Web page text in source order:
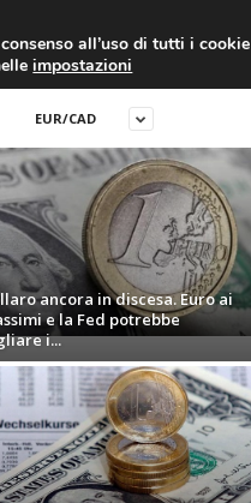
NEWS
EUR/CAD
ancora in discesa. Euro ai
e la Fed potrebbe
i...
all’uso di tutti i cookie
impostazioni